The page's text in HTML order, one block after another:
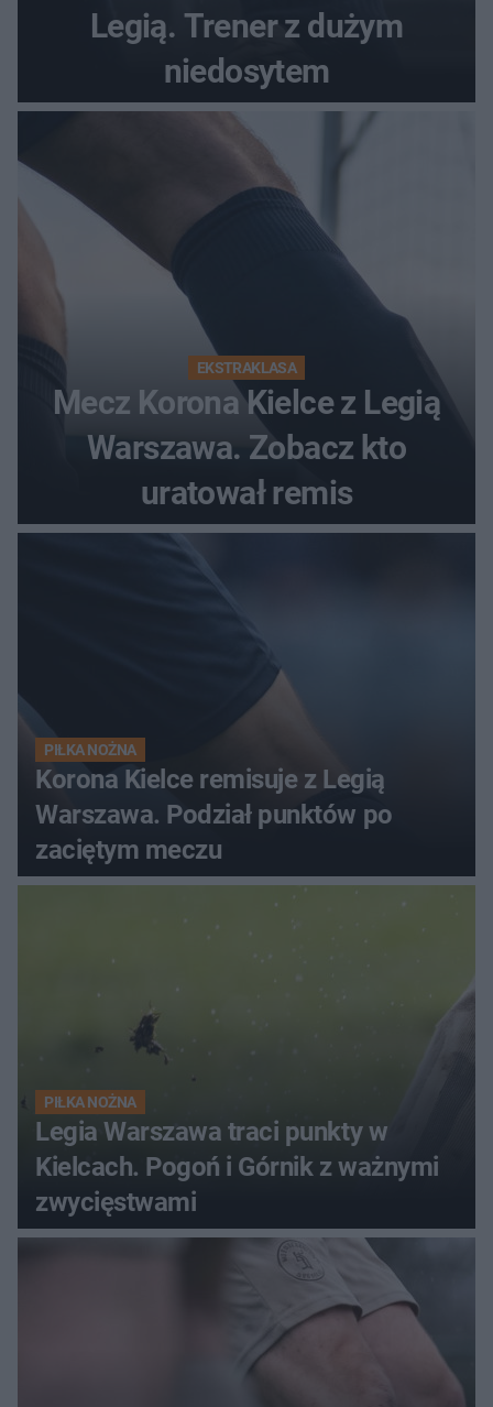
Legią. Trener z dużym
niedosytem
EKSTRAKLASA
Mecz Korona Kielce z Legią
Warszawa. Zobacz kto
uratował remis
PIŁKA NOŻNA
Korona Kielce remisuje z Legią
Warszawa. Podział punktów po
zaciętym meczu
PIŁKA NOŻNA
Legia Warszawa traci punkty w
Kielcach. Pogoń i Górnik z ważnymi
zwycięstwami